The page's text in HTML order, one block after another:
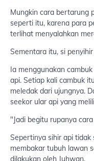
Mungkin cara bertarung
seperti itu, karena para
terlihat menyalahkan
Sementara itu, si
Ia menggunakan
api. Setiap kali cambuk
meledak dari ujungnya.
seekor ular api yang
"Jadi begitu rupanya
Sepertinya sihir api tidak
membakar tubuh lawan